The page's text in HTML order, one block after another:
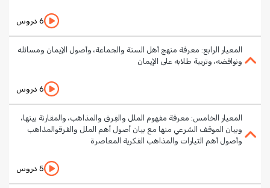
6 دروس
المعيار الرابع: معرفة منهج أهل السنة والجماعة، وأصول الإيمان ومسائله
ونواقضه، وتريبة طلابه على الإيمان
6 دروس
المعيار الخامس: معرفة مفهوم الملل والفِرق والمذاهب، والمقارنة بينها،
وبيان الموقف الشرعي منها مع بيان أصول أهم الملل والفرقوالمذاهب
وأصول أهم التيارات والمذاهب الفكرية المعاصرة
5 دروس